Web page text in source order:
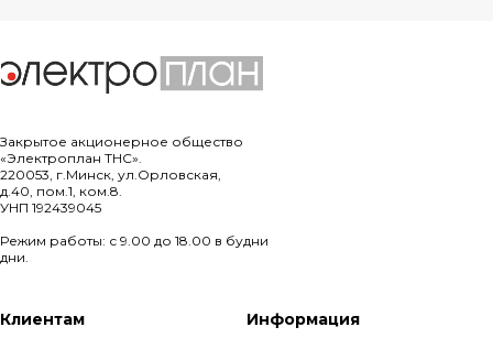
Закрытое акционерное общество
«Электроплан ТНС».
220053, г.Минск, ул.Орловская,
д.40, пом.1, ком.8.
УНП 192439045
Режим работы: с 9.00 до 18.00 в будни
дни.
Клиентам Информация